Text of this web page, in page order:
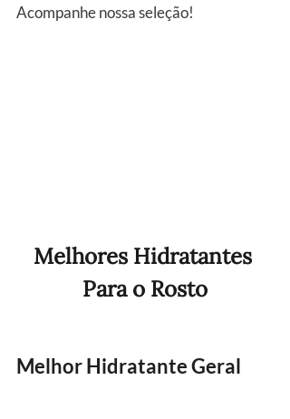
Acompanhe nossa seleção!
Melhores Hidratantes
Para o Rosto
Melhor Hidratante Geral